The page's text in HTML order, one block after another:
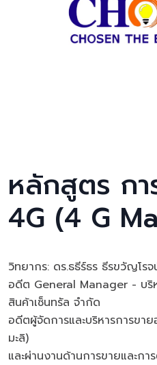
หลักสูตร ก
4G (4 G
วิทยากร: ดร.ธธีร์ธร ธีรขวัญโรจ
อดีต General Manager - บริ
สินค้าเซ็นทรัล จำกัด
อดีตผู้จัดการและบริหารการขา
มะลิ)
และผ่านงานด้านการขายและก